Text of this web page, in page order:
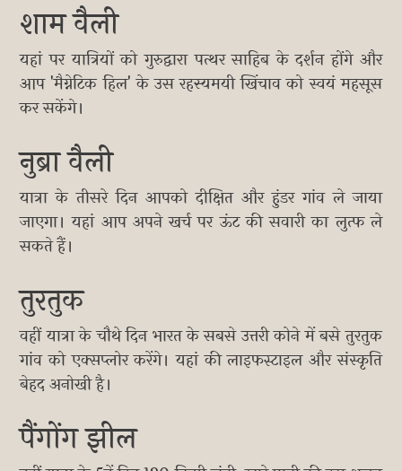
शाम वैली
यहां पर यात्रियों को गुरुद्वारा पत्थर साहिब के दर्शन होंगे और
आप 'मैग्नेटिक हिल' के उस रहस्यमयी खिंचाव को स्वयं महसूस
कर सकेंगे।
नुब्रा वैली
यात्रा के तीसरे दिन आपको दीक्षित और हुंडर गांव ले जाया
जाएगा। यहां आप अपने खर्च पर ऊंट की सवारी का लुत्फ ले
सकते हैं।
तुरतुक
वहीं यात्रा के चौथे दिन भारत के सबसे उत्तरी कोने में बसे तुरतुक
गांव को एक्सप्लोर करेंगे। यहां की लाइफस्टाइल और संस्कृति
बेहद अनोखी है।
पैंगोंग झील